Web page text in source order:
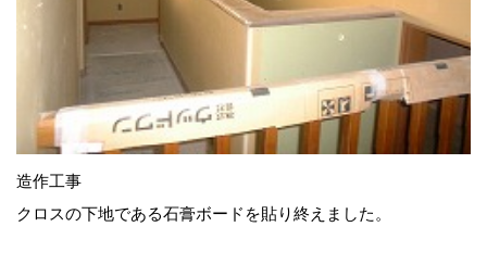
造作工事
クロスの下地である石膏ボードを貼り終えました。